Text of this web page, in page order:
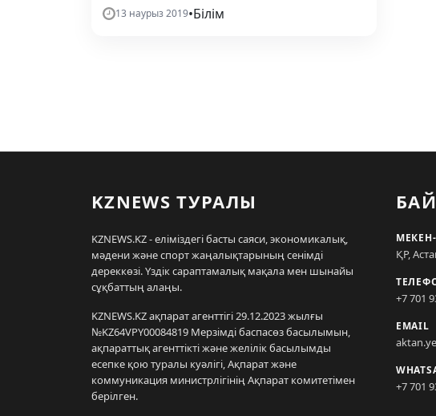
13 наурыз 2019•Білім
KZNEWS ТУРАЛЫ
KZNEWS.KZ - еліміздегі басты саяси, экономикалық,
мәдени және спорт жаңалықтарының сенімді
дереккөзі. Үздік сараптамалық мақала мен шынайы
сұқбаттың алаңы.
KZNEWS.KZ ақпарат агенттігі 29.12.2023 жылғы
№KZ64VPY00084819 Мерзімді баспасөз басылымын,
ақпараттық агенттікті және желілік басылымды
есепке қою туралы куәлігі, Ақпарат және
коммуникация министрлігінің Ақпарат комитетімен
берілген.
ҚР,
+7 701
EMAIL
+7 701